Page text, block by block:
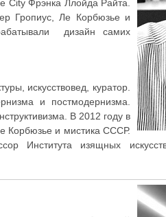
City Фрэнка Ллойда Райта.
Гропиус, Ле Корбюзье и
дизайн самих
искусствовед, куратор.
и постмодернизма.
В 2012 году в
Корбюзье и мистика СССР.
Института изящных